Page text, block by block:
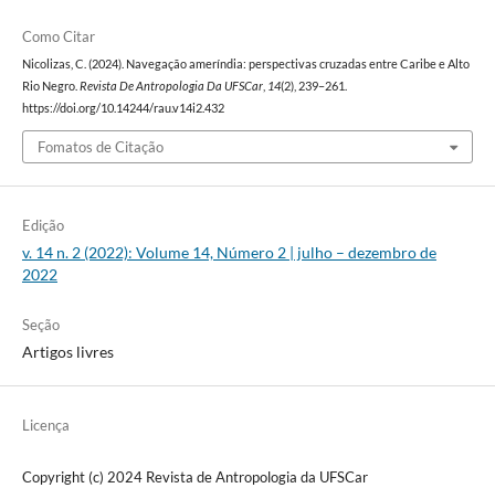
Como Citar
Nicolizas, C. (2024). Navegação ameríndia: perspectivas cruzadas entre Caribe e Alto
Rio Negro. Revista De Antropologia Da UFSCar, 14(2), 239–261.
https://doi.org/10.14244/rau.v14i2.432
Fomatos de Citação
Edição
v. 14 n. 2 (2022): Volume 14, Número 2 | julho – dezembro de
2022
Seção
Artigos livres
Licença
Copyright (c) 2024 Revista de Antropologia da UFSCar